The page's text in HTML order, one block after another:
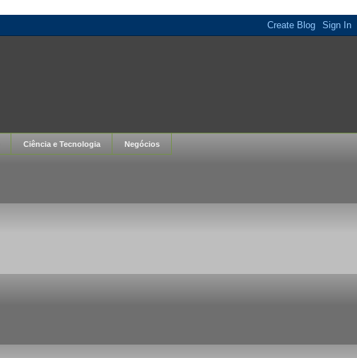
Ciência e Tecnologia Negócios